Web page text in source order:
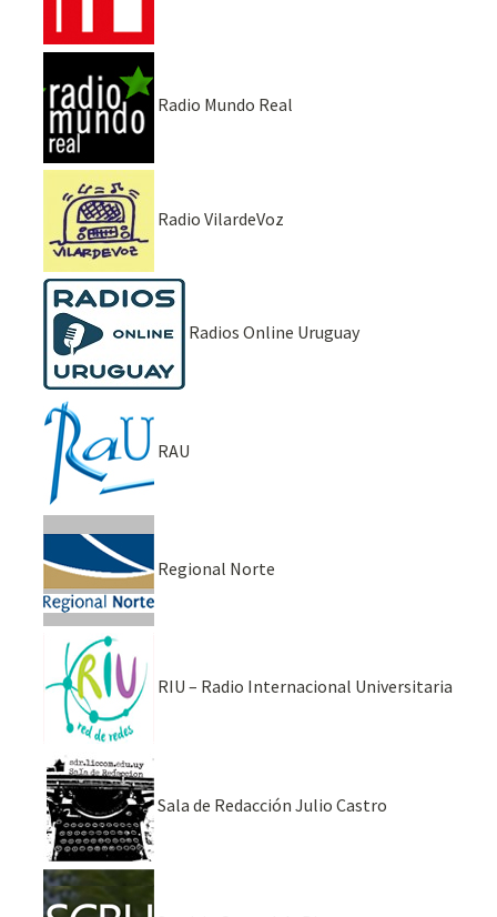
Radio Mundo Real
Radio VilardeVoz
Radios Online Uruguay
RAU
Regional Norte
RIU – Radio Internacional Universitaria
Sala de Redacción Julio Castro